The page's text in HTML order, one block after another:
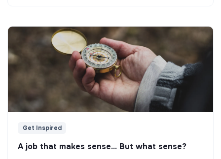
Get Inspired
A job that makes sense... But what sense?